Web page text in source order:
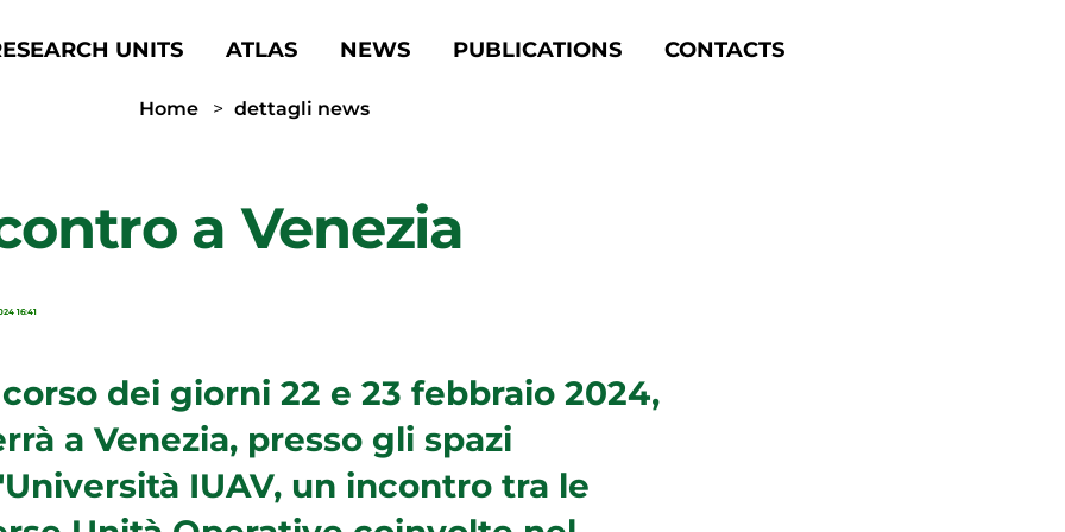
UNITS ATLAS NEWS PUBLICATIONS
CONTACTS
Home dettagli news
a Venezia
16:41
dei giorni 22 e 23 febbraio 2024,
a Venezia, presso gli spazi
IUAV, un incontro tra le